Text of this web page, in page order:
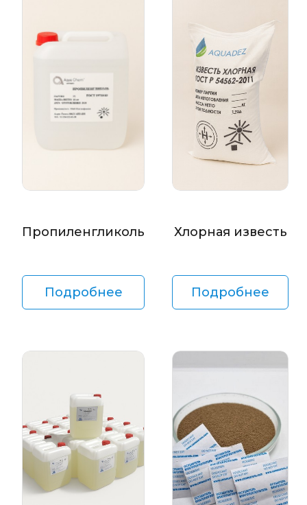
Пропиленгликоль
Подробнее
Хлорная известь
Подробнее